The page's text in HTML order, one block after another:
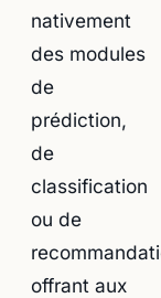
nativement
des modules
de
prédiction,
de
classification
ou de
offrant aux